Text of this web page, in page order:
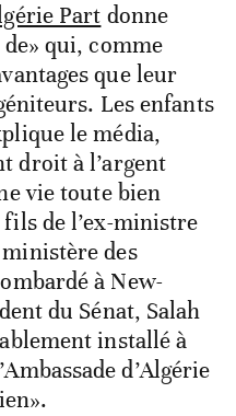
Part donne
qui, comme
que leur
Les enfants
le média,
droit à l’argent
vie toute bien
de l’ex-ministre
des
à New-
du Sénat, Salah
installé à
d’Algérie